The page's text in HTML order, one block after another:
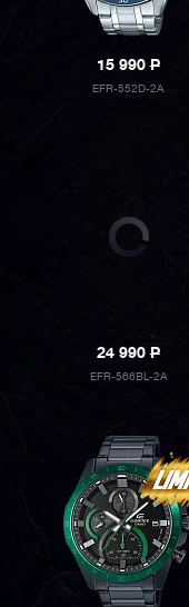
15 990P
EFR-552D-2A
24 990P
EFR-566BL-2A